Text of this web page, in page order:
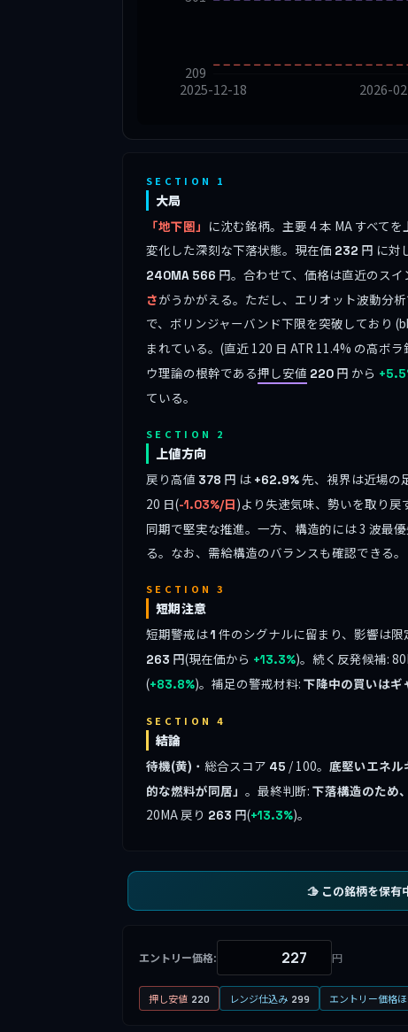
209
2025-12-18
2026-
SECTION 1
大局
「地下圏」 に沈む銘柄。主要 4 本 MA すべて
変化した深刻な下落状態。現在価 232 円 に対
240MA 566 円。合わせて、価格は直近のスイ
さがうかがえる。ただし、エリオット波動分
で、ボリンジャーバンド下限を突破しており
まれている。(直近 120 日 ATR 11.4% の高ボ
ウ理論の根幹である押し安値 220 円 から
ている。
SECTION 2
上値方向
戻り高値 378 円 は +62.9%先、視界は近場の
20 日(-1.03%/日)より失速気味、勢いを取り戻
同期で堅実な推進。一方、構造的には 3 波最
る。なお、需給構造のバランスも確認できる。
SECTION 3
短期注意
短期警戒は1 件のシグナルに留まり、影響は
263 円(現在価から +13.3%)。続く反発候補:
(+83.8%)。補足の警戒材料: 下降中の買いはギ
SECTION 4
結論
待機(黄) ・総合スコア 45 / 100。 底堅いエネル
的な燃料が同居」 。最終判断: 下落構造のため
20MA 戻り 263 円(+13.3%)。
🫱 この銘柄を保有
エントリー価格: 円
押し安値 220 レンジ仕込み 299 エントリー価格